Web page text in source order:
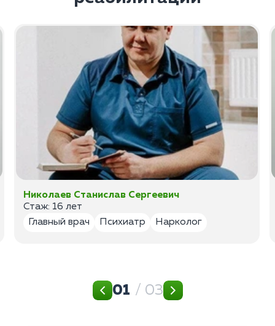
Николаев Станислав Сергеевич
Стаж: 16 лет
Главный врач
Психиатр Нарколог
01 / 03